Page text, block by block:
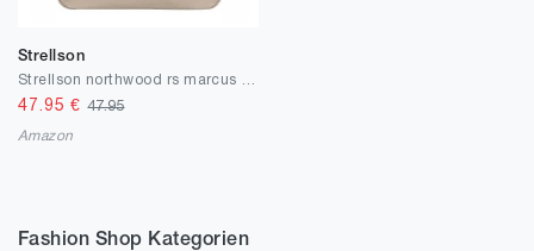
Strellson
47.95 €47.95
Amazon
Fashion Shop Kategorien